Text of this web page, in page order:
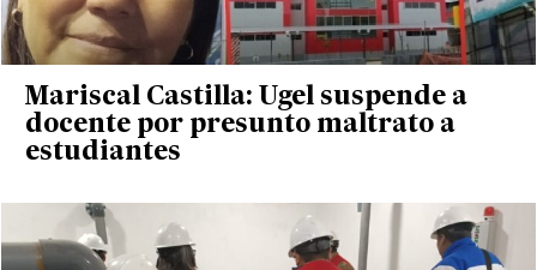
Mariscal Castilla: Ugel suspende a
docente por presunto maltrato a
estudiantes